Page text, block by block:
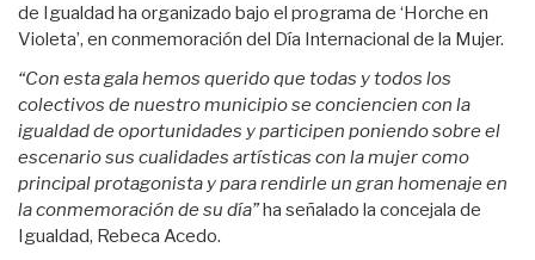
de Igualdad ha organizado bajo el programa de ‘Horche en
Violeta’, en conmemoración del Día Internacional de la Mujer.
“Con esta gala hemos querido que todas y todos los
colectivos de nuestro municipio se conciencien con la
igualdad de oportunidades y participen poniendo sobre el
escenario sus cualidades artísticas con la mujer como
principal protagonista y para rendirle un gran homenaje en
la conmemoración de su día”ha señalado la concejala de
Igualdad, Rebeca Acedo.